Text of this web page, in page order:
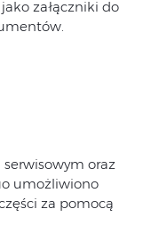
załączniki do
oraz
umożliwiono
za pomocą